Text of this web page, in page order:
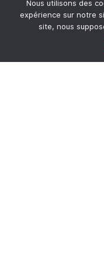
Nous utilisons des
expérience sur notre
site, nous